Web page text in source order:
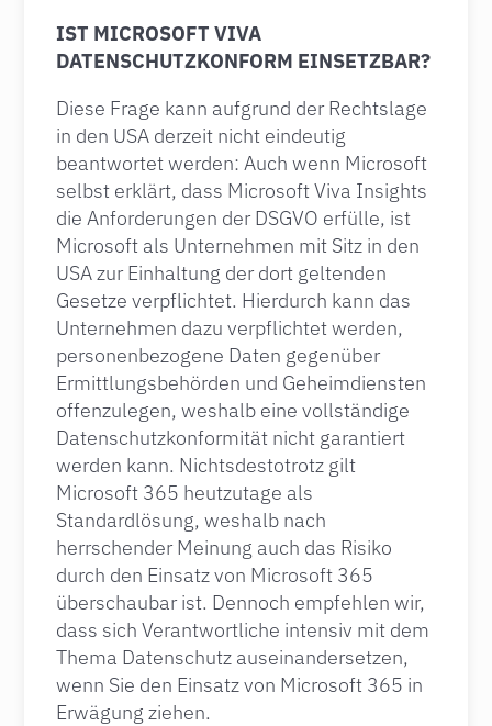
IST MICROSOFT VIVA
DATENSCHUTZKONFORM EINSETZBAR?
Diese Frage kann aufgrund der Rechtslage
in den USA derzeit nicht eindeutig
beantwortet werden: Auch wenn Microsoft
selbst erklärt, dass Microsoft Viva Insights
die Anforderungen der DSGVO erfülle, ist
Microsoft als Unternehmen mit Sitz in den
USA zur Einhaltung der dort geltenden
Gesetze verpflichtet. Hierdurch kann das
Unternehmen dazu verpflichtet werden,
personenbezogene Daten gegenüber
Ermittlungsbehörden und Geheimdiensten
offenzulegen, weshalb eine vollständige
Datenschutzkonformität nicht garantiert
werden kann. Nichtsdestotrotz gilt
Microsoft 365 heutzutage als
Standardlösung, weshalb nach
herrschender Meinung auch das Risiko
durch den Einsatz von Microsoft 365
überschaubar ist. Dennoch empfehlen wir,
dass sich Verantwortliche intensiv mit dem
Thema Datenschutz auseinandersetzen,
wenn Sie den Einsatz von Microsoft 365 in
Erwägung ziehen.